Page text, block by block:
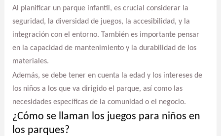
Al planificar un parque infantil, es crucial considerar la
seguridad, la diversidad de juegos, la accesibilidad, y la
integración con el entorno. También es importante pensar
en la capacidad de mantenimiento y la durabilidad de los
materiales.
Además, se debe tener en cuenta la edad y los intereses de
los niños a los que va dirigido el parque, así como las
necesidades específicas de la comunidad o el negocio.
¿Cómo se llaman los juegos para niños en
los parques?